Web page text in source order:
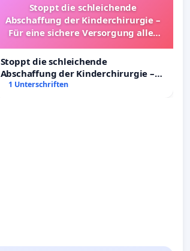
Stoppt die schleichende
Abschaffung der Kinderchirurgie –
Für eine sichere Versorgung aller
Stoppt die schleichende
Abschaffung der Kinderchirurgie –
Für eine sichere Versorgung aller
1 Unterschriften